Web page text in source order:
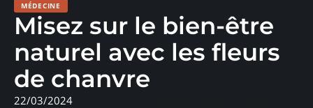
MÉDECINE
Misez sur le bien-être
naturel avec les fleurs
de chanvre
22/03/2024